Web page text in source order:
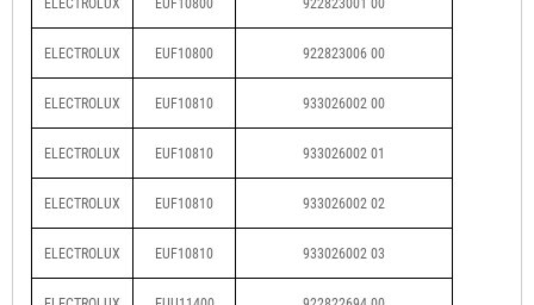
ELECTROLUX EUF10800 922823001 00
ELECTROLUX EUF10800 922823006 00
ELECTROLUX EUF10810 933026002 00
ELECTROLUX EUF10810 933026002 01
ELECTROLUX EUF10810 933026002 02
ELECTROLUX EUF10810 933026002 03